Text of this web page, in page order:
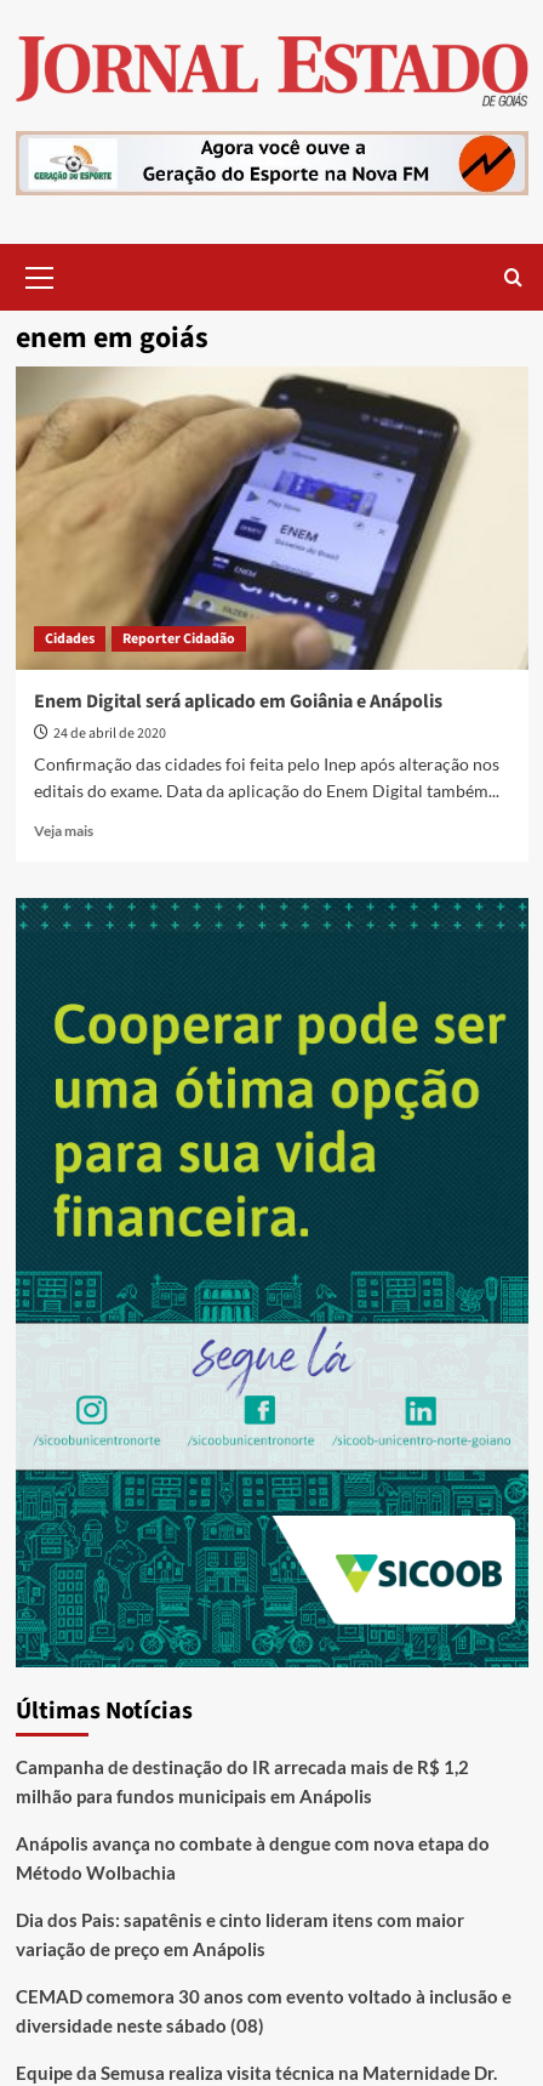
content
Menu
enem em goiás
Cidades Reporter Cidadão
Enem Digital será aplicado em Goiânia e Anápolis
24 de abril de 2020
Confirmação das cidades foi feita pelo Inep após alteração nos
editais do exame. Data da aplicação do Enem Digital também...
Veja maisRead
Enem
Digital
Goiânia
e
Últimas Notícias
Campanha de destinação do IR arrecada mais de R$ 1,2
milhão para fundos municipais em Anápolis
Anápolis avança no combate à dengue com nova etapa do
Método Wolbachia
Dia dos Pais: sapatênis e cinto lideram itens com maior
variação de preço em Anápolis
CEMAD comemora 30 anos com evento voltado à inclusão e
diversidade neste sábado (08)
Equipe da Semusa realiza visita técnica na Maternidade Dr.